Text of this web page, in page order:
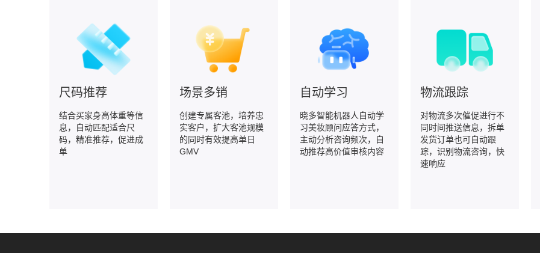
尺码推荐
结合买家身高体重等信
息，自动匹配适合尺
码，精准推荐，促进成
单
场景多销
创建专属客池，培养忠
实客户，扩大客池规模
的同时有效提高单日
GMV
自动学习
晓多智能机器人自动学
习美妆顾问应答方式，
主动分析咨询频次，自
动推荐高价值审核内容
物流跟踪
对物流多次催促进行不
同时间推送信息，拆单
发货订单也可自动跟
踪，识别物流咨询，快
速响应